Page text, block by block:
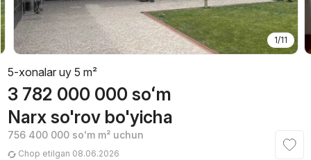
1/11
5-xonalar uy 5 m²
3 782 000 000 soʻm
Narx so'rov bo'yicha
756 400 000 soʻmm² uchun
Chop etilgan 08.06.2026